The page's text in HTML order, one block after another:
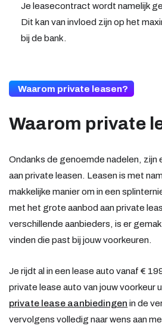
Je leasecontract wordt namelijk
Dit kan van invloed zijn op het
bij de bank.
Waarom private leasen?
Waarom private
Ondanks de genoemde nadelen, zijn
aan private leasen. Leasen is met
makkelijke manier om in een
met het grote aanbod aan private
verschillende aanbieders, is er
vinden die past bij jouw voorkeuren.
Je rijdt al in een lease auto vanaf €
private lease auto van jouw voorkeur
private lease aanbiedingen in de
vervolgens volledig naar wens aan